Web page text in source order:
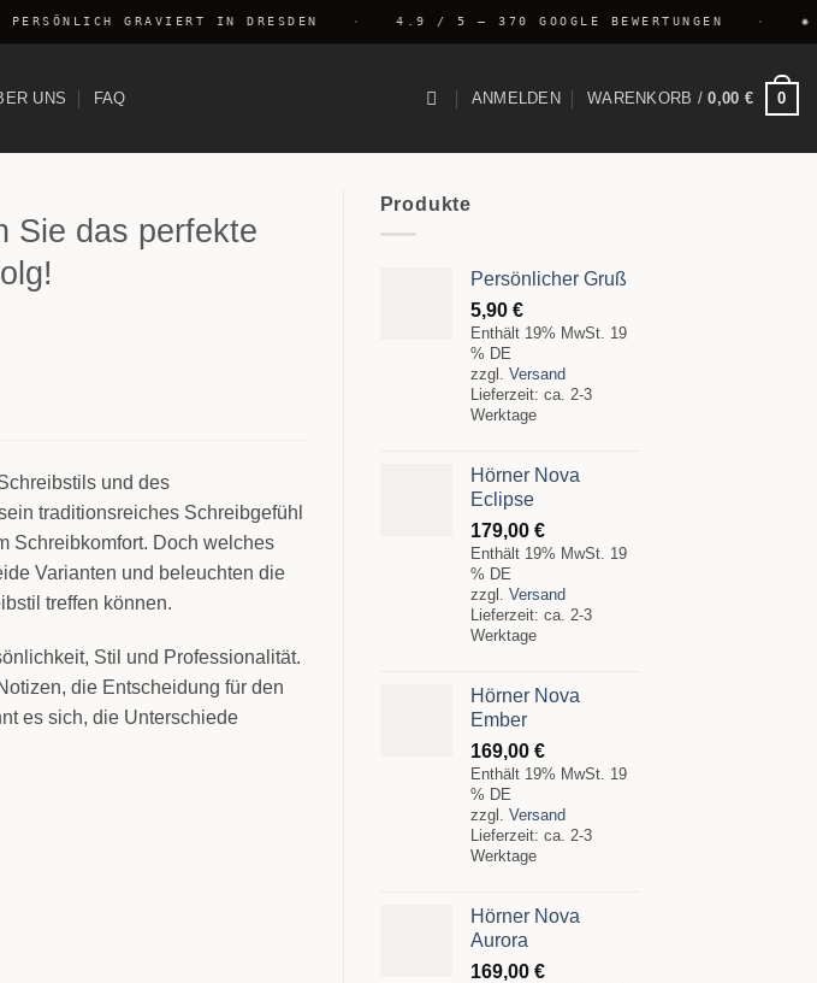
GRAVIERT IN DRESDEN 4.9 / 5 — 370 GOOGLE BEWERTUNGEN ✺
UNS FAQ ANMELDEN WARENKORB /0,00 € 0
Sie das perfekte
und des
traditionsreiches Schreibgefühl
Schreibkomfort. Doch welches
Varianten und beleuchten die
treffen können.
Stil und Professionalität.
die Entscheidung für den
es sich, die Unterschiede
Produkte
Persönlicher Gruß
5,90 €
Enthält 19% MwSt. 19
% DE
zzgl. Versand
Lieferzeit: ca. 2-3
Werktage
Hörner Nova
Eclipse
179,00 €
Enthält 19% MwSt. 19
% DE
zzgl. Versand
Lieferzeit: ca. 2-3
Werktage
Hörner Nova
Ember
169,00 €
Enthält 19% MwSt. 19
% DE
zzgl. Versand
Lieferzeit: ca. 2-3
Werktage
Hörner Nova
Aurora
169,00 €